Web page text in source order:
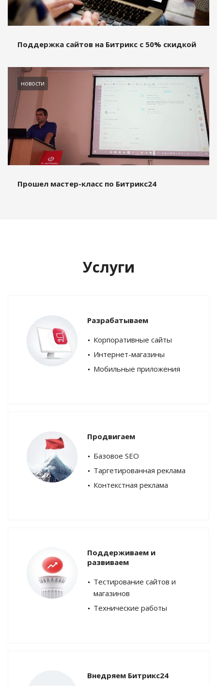
Поддержка сайтов на Битрикс с 50% скидкой
новости
Прошел мастер-класс по Битрикс24
Услуги
Разрабатываем
Корпоративные сайты
Интернет-магазины
Мобильные приложения
Продвигаем
Базовое SEO
Таргетированная реклама
Контекстная реклама
Поддерживаем и
развиваем
Тестирование сайтов и
магазинов
Технические работы
Внедряем Битрикс24